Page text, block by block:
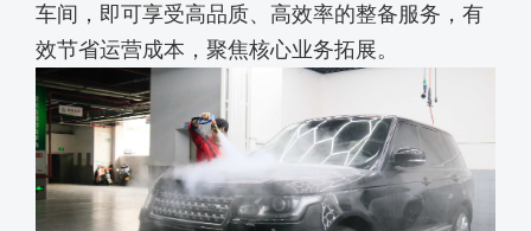
车间，即可享受高品质、高效率的整备服务，有
效节省运营成本，聚焦核心业务拓展。